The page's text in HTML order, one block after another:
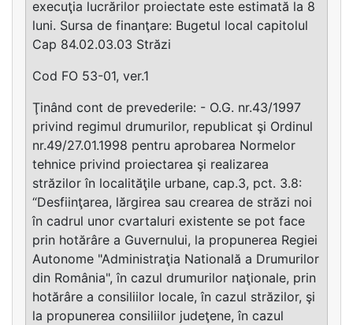
execuţia lucrărilor proiectate este estimată la 8
luni. Sursa de finanţare: Bugetul local capitolul
Cap 84.02.03.03 Străzi
Cod FO 53-01, ver.1
Ţinând cont de prevederile: - O.G. nr.43/1997
privind regimul drumurilor, republicat şi Ordinul
nr.49/27.01.1998 pentru aprobarea Normelor
tehnice privind proiectarea şi realizarea
străzilor în localităţile urbane, cap.3, pct. 3.8:
“Desfiinţarea, lărgirea sau crearea de străzi noi
în cadrul unor cvartaluri existente se pot face
prin hotărâre a Guvernului, la propunerea Regiei
Autonome "Administraţia Natională a Drumurilor
din România", în cazul drumurilor naţionale, prin
hotărâre a consiliilor locale, în cazul străzilor, şi
la propunerea consiliilor judeţene, în cazul